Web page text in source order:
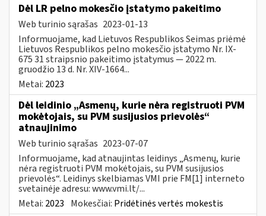
Dėl LR pelno mokesčio įstatymo pakeitimo
Web turinio sąrašas 2023-01-13
Informuojame, kad Lietuvos Respublikos Seimas priėmė
Lietuvos Respublikos pelno mokesčio įstatymo Nr. IX-
675 31 straipsnio pakeitimo įstatymus — 2022 m.
gruodžio 13 d. Nr. XIV-1664...
Metai: 2023
Dėl leidinio „Asmenų, kurie nėra registruoti PVM
mokėtojais, su PVM susijusios prievolės“
atnaujinimo
Web turinio sąrašas 2023-07-07
Informuojame, kad atnaujintas leidinys „Asmenų, kurie
nėra registruoti PVM mokėtojais, su PVM susijusios
prievolės“. Leidinys skelbiamas VMI prie FM[1] interneto
svetainėje adresu: www.vmi.lt/...
Metai: 2023 Mokesčiai: Pridėtinės vertės mokestis